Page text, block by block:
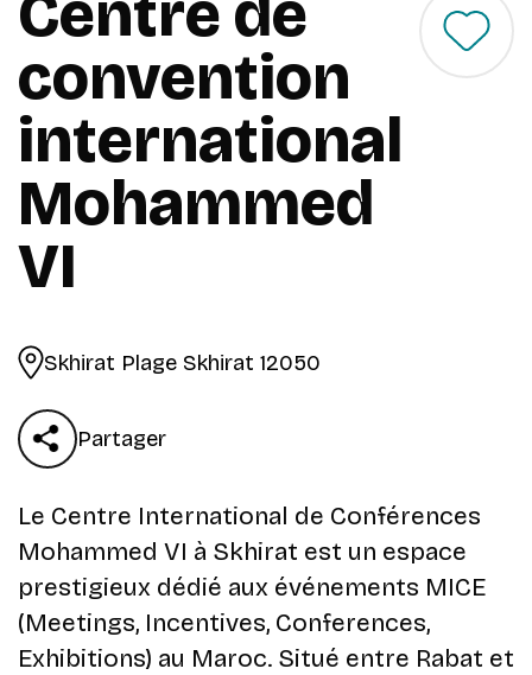
convention
international
Mohammed
VI
Skhirat Plage Skhirat 12050
Partager
Le Centre International de Conférences
Mohammed VI à Skhirat est un espace
prestigieux dédié aux événements MICE
(Meetings, Incentives, Conferences,
Exhibitions) au Maroc. Situé entre Rabat et